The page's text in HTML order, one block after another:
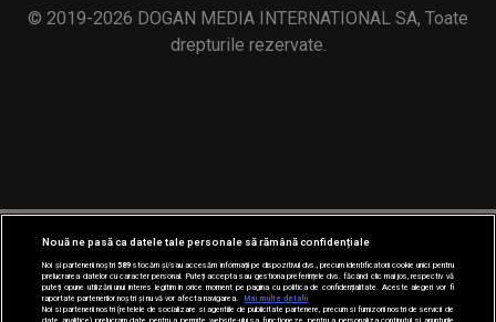
© 2019-2026 DOGAN MEDIA INTERNATIONAL SA, Toate
drepturile rezervate.
Nouă ne pasă ca datele tale personale să rămână confidențiale
Noi și partenerii noștri589stocăm și/sau accesăm informații pe dispozitivul dvs., precum identificatorii cookie unici pentru
prelucrarea datelor cu caracter personal. Puteți accepta sau gestiona preferințele dvs. făcând clic mai jos, respectiv vă
puteți opune utilizării unui interes legitim în orice moment pe pagina cu politica de confidențialitate. Aceste alegeri vor fi
raportate partenerilor noștri și nu vă vor afecta navigarea.
Mai multe detalii
Noi si partenerii nostri (retelele de socializare si agentiile de publicitate partenere, precum si furnizorii nostri de servicii de
date analitice) prelucram date pentru a permite website-ului sa functioneze, pentru a personaliza continutul si anunturile